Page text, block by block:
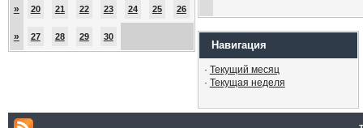
» 20 21 22 23 24 25 26
» 27 28 29 30
Навигация
· Текущий месяц
· Текущая неделя